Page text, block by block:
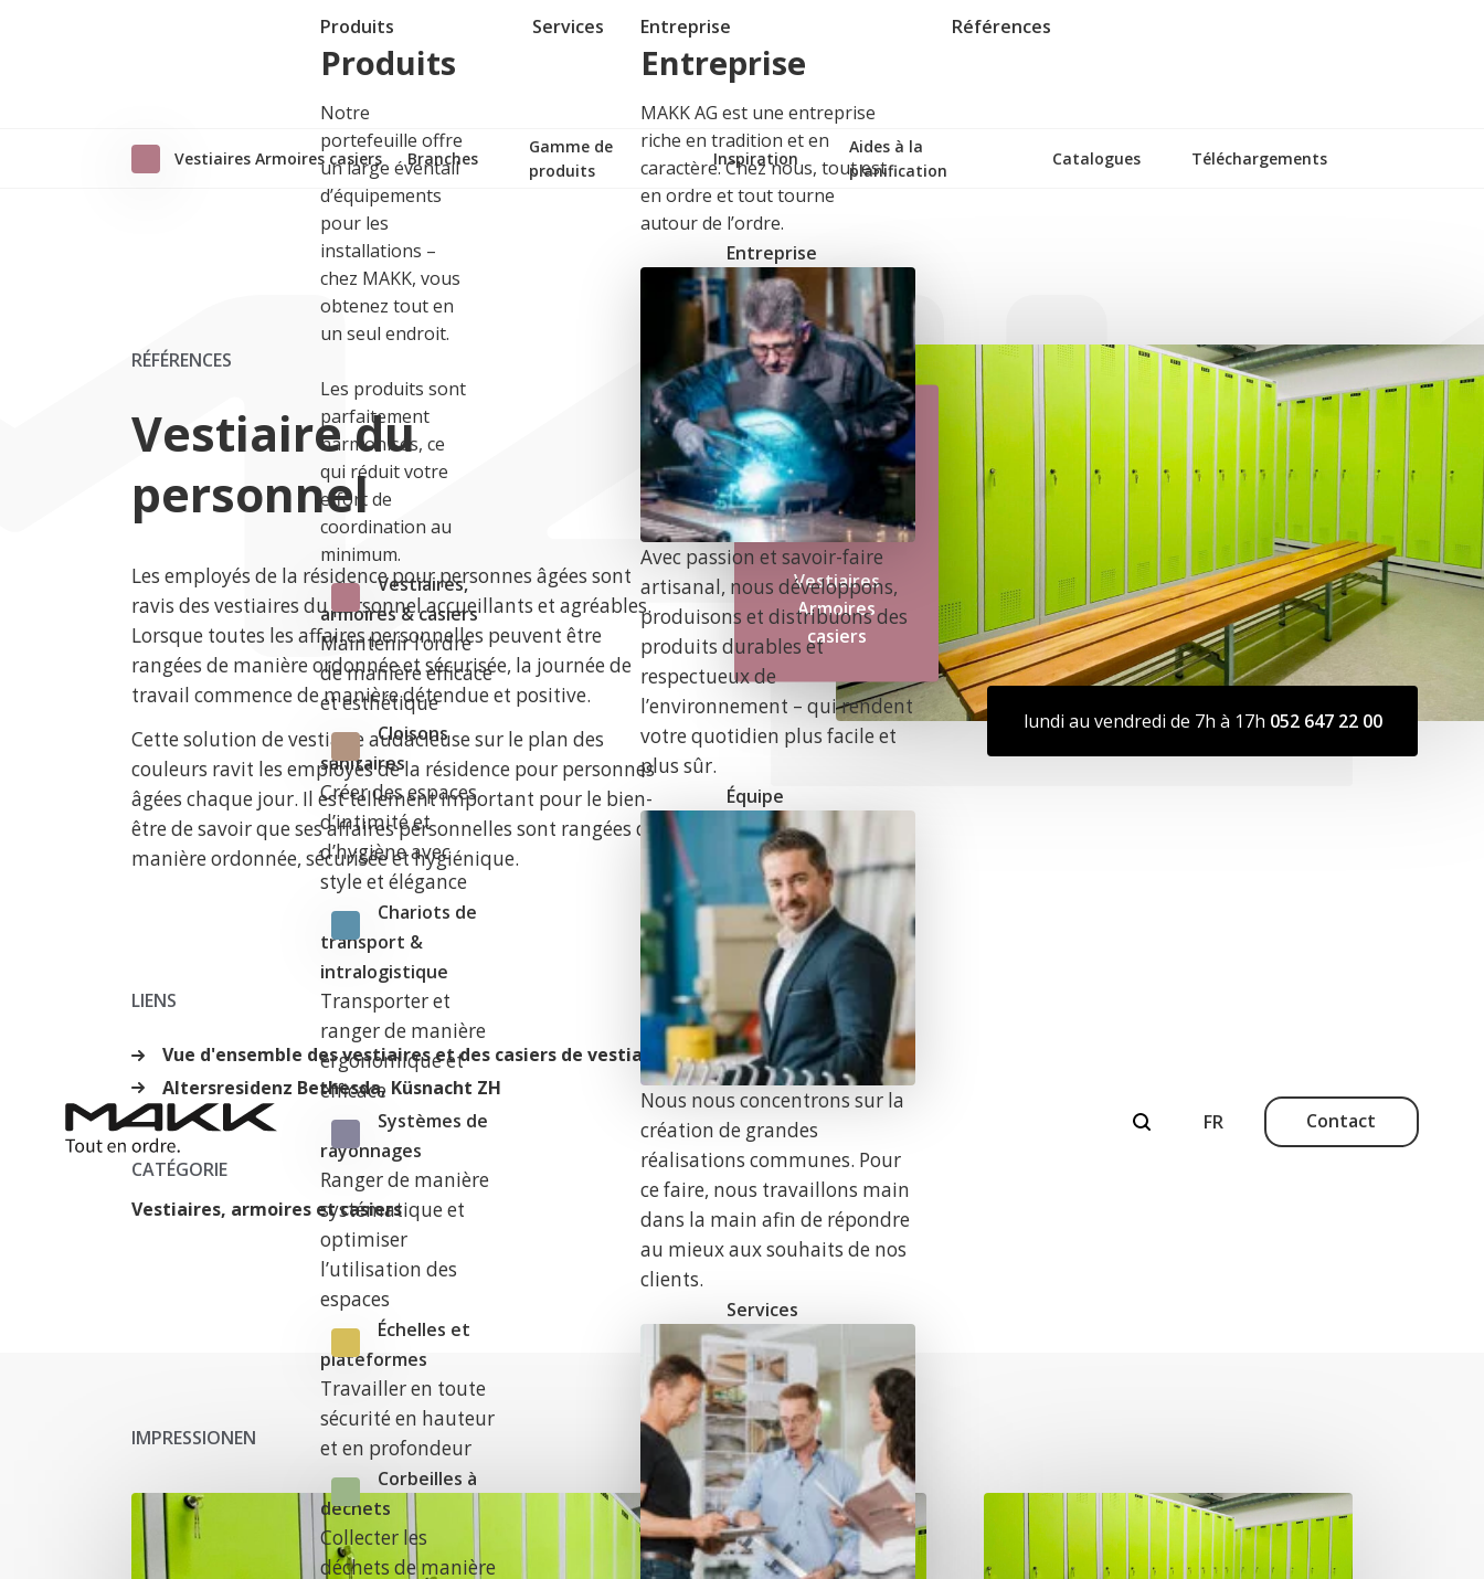
Produits
Produits
Notre
portefeuille offre
un large éventail
d’équipements
pour les
installations –
chez MAKK, vous
obtenez tout en
un seul endroit.
Les produits sont
parfaitement
harmonisés, ce
qui réduit votre
effort de
coordination au
minimum.
Vestiaires,
armoires & casiers
Maintenir l’ordre
de manière efficace
et esthétique
Cloisons
sanitaires
Créer des espaces
d’intimité et
d’hygiène avec
style et élégance
Chariots de
transport &
intralogistique
Transporter et
ranger de manière
ergonomique et
efficace
Systèmes de
rayonnages
Ranger de manière
systématique et
optimiser
l’utilisation des
espaces
Échelles et
plateformes
Travailler en toute
sécurité en hauteur
et en profondeur
Corbeilles à
déchets
Collecter les
déchets de manière
Services Entreprise
Entreprise
MAKK AG est une entreprise
riche en tradition et en
caractère. Chez nous, tout est
en ordre et tout tourne
autour de l’ordre.
Entreprise
Avec passion et savoir-faire
artisanal, nous développons,
produisons et distribuons des
produits durables et
respectueux de
l’environnement – qui rendent
votre quotidien plus facile et
plus sûr.
Équipe
Nous nous concentrons sur la
création de grandes
réalisations communes. Pour
ce faire, nous travaillons main
dans la main afin de répondre
au mieux aux souhaits de nos
clients.
Services
Références
Contact
Vestiaires Armoires casiers Branches
Gamme de
produits
Inspiration
Aides à la
planification
Catalogues Téléchargements
RÉFÉRENCES
Vestiaire du
personnel
Les employés de la résidence pour personnes âgées sont
ravis des vestiaires du personnel accueillants et agréables.
Lorsque toutes les affaires personnelles peuvent être
rangées de manière ordonnée et sécurisée, la journée de
travail commence de manière détendue et positive.
Cette solution de vestiaire audacieuse sur le plan des
couleurs ravit les employés de la résidence pour personnes
âgées chaque jour. Il est tellement important pour le bien-
être de savoir que ses affaires personnelles sont rangées de
manière ordonnée, sécurisée et hygiénique.
Vestiaires
Armoires
casiers
lundi au vendredi de 7h à 17h 052 647 22 00
LIENS
Vue d'ensemble des vestiaires et des casiers de vestiaire
Altersresidenz Bethesda, Küsnacht ZH
CATÉGORIE
Vestiaires, armoires et casiers
IMPRESSIONEN